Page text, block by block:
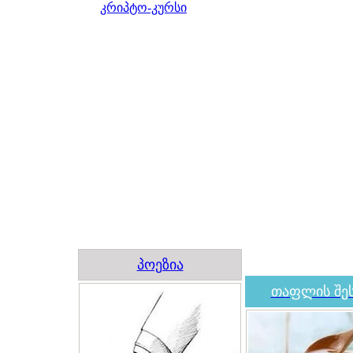
კრიპტო-კურსი
პოეზია
თაფლის